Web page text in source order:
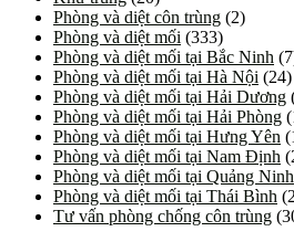
Phòng và diệt côn trùng (2)
Phòng và diệt mối (333)
Phòng và diệt mối tại Bắc Ninh
Phòng và diệt mối tại Hà Nội (24)
Phòng và diệt mối tại Hải Dương
Phòng và diệt mối tại Hải Phòng
Phòng và diệt mối tại Hưng Yên
Phòng và diệt mối tại Nam Định
Phòng và diệt mối tại Quảng Ninh
Phòng và diệt mối tại Thái Bình
Tư vấn phòng chống côn trùng